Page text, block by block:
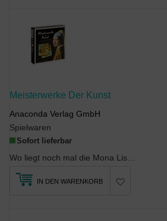
Meisterwerke Der Kunst
Anaconda Verlag GmbH
Spielwaren
Sofort lieferbar
IN DEN WARENKORB